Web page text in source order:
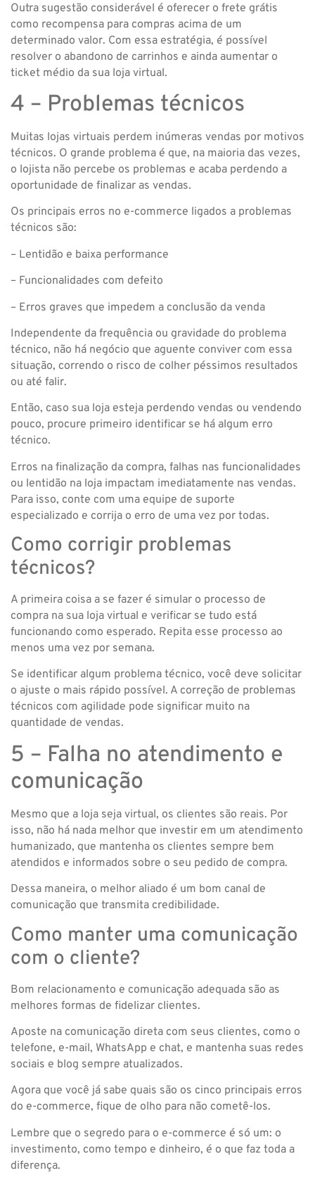
Outra sugestão considerável é oferecer o frete grátis
como recompensa para compras acima de um
determinado valor. Com essa estratégia, é possível
resolver o abandono de carrinhos e ainda aumentar o
ticket médio da sua loja virtual.
4 – Problemas técnicos
Muitas lojas virtuais perdem inúmeras vendas por motivos
técnicos. O grande problema é que, na maioria das vezes,
o lojista não percebe os problemas e acaba perdendo a
oportunidade de finalizar as vendas.
Os principais erros no e-commerce ligados a problemas
técnicos são:
– Lentidão e baixa performance
– Funcionalidades com defeito
– Erros graves que impedem a conclusão da venda
Independente da frequência ou gravidade do problema
técnico, não há negócio que aguente conviver com essa
situação, correndo o risco de colher péssimos resultados
ou até falir.
Então, caso sua loja esteja perdendo vendas ou vendendo
pouco, procure primeiro identificar se há algum erro
técnico.
Erros na finalização da compra, falhas nas funcionalidades
ou lentidão na loja impactam imediatamente nas vendas.
Para isso, conte com uma equipe de suporte
especializado e corrija o erro de uma vez por todas.
Como corrigir problemas
técnicos?
A primeira coisa a se fazer é simular o processo de
compra na sua loja virtual e verificar se tudo está
funcionando como esperado. Repita esse processo ao
menos uma vez por semana.
Se identificar algum problema técnico, você deve solicitar
o ajuste o mais rápido possível. A correção de problemas
técnicos com agilidade pode significar muito na
quantidade de vendas.
5 – Falha no atendimento e
comunicação
Mesmo que a loja seja virtual, os clientes são reais. Por
isso, não há nada melhor que investir em um atendimento
humanizado, que mantenha os clientes sempre bem
atendidos e informados sobre o seu pedido de compra.
Dessa maneira, o melhor aliado é um bom canal de
comunicação que transmita credibilidade.
Como manter uma comunicação
com o cliente?
Bom relacionamento e comunicação adequada são as
melhores formas de fidelizar clientes.
Aposte na comunicação direta com seus clientes, como o
telefone, e-mail, WhatsApp e chat, e mantenha suas redes
sociais e blog sempre atualizados.
Agora que você já sabe quais são os cinco principais erros
do e-commerce, fique de olho para não cometê-los.
Lembre que o segredo para o e-commerce é só um: o
investimento, como tempo e dinheiro, é o que faz toda a
diferença.